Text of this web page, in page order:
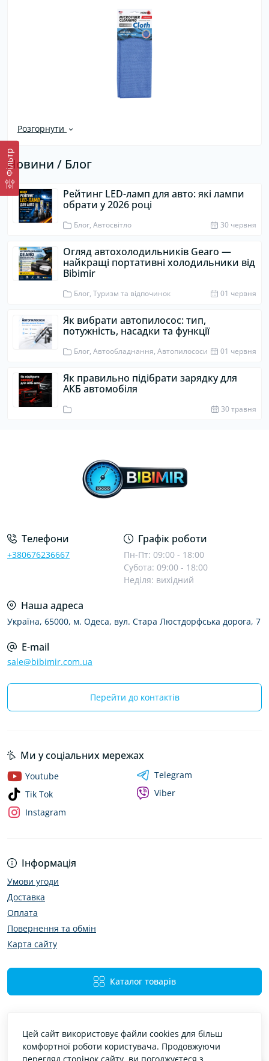
Фiльтр
Розгорнути
Новини / Блог
Рейтинг LED-ламп для авто: які лампи
обрати у 2026 році
Блог, Автосвітло 30 червня
Огляд автохолодильників Gearo —
найкращі портативні холодильники від
Bibimir
Блог, Туризм та відпочинок 01 червня
Як вибрати автопилосос: тип,
потужність, насадки та функції
Блог, Автообладнання, Автопилососи 01 червня
Як правильно підібрати зарядку для
АКБ автомобіля
30 травня
Телефони
+380676236667
Графік роботи
Пн-Пт: 09:00 - 18:00
Субота: 09:00 - 18:00
Неділя: вихідний
Наша адреса
Україна, 65000, м. Одеса, вул. Стара Люстдорфська дорога, 7
E-mail
sale@bibimir.com.ua
Перейти до контактів
Інформація
Умови угоди
Доставка
Оплата
Повернення та обмін
Карта сайту
Каталог товарів
Ми у соціальних мережах
Youtube
Tik Tok
Instagram
Telegram
Viber
Цей сайт використовує файли cookies для більш
комфортної роботи користувача. Продовжуючи